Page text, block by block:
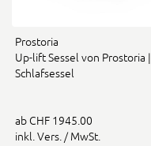
Prostoria
Up-lift Sessel von Prostoria |
Schlafsessel
ab CHF 1945.00
inkl. Vers. / MwSt.